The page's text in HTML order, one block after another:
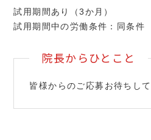
試用期間あり（3か月）
試用期間中の労働条件：同条件
院長からひとこと
皆様からのご応募お待ちして